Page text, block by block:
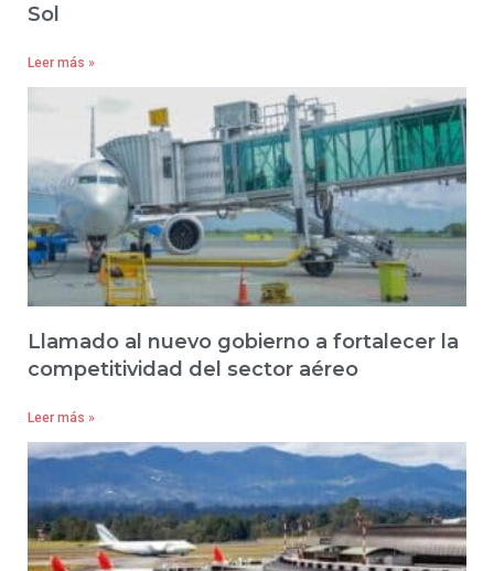
Sol
Leer más »
Llamado al nuevo gobierno a fortalecer la
competitividad del sector aéreo
Leer más »